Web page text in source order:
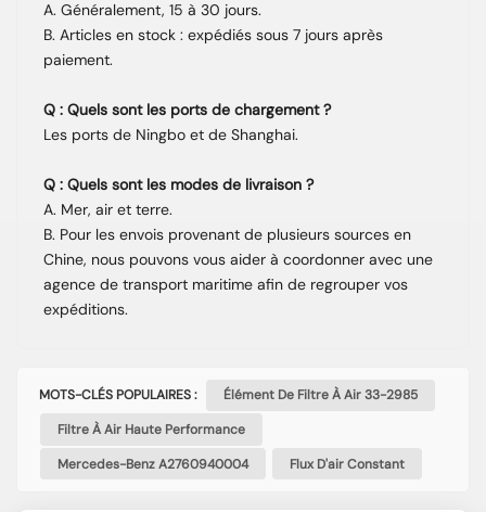
A. Généralement, 15 à 30 jours.
B. Articles en stock : expédiés sous 7 jours après
paiement.
Q : Quels sont les ports de chargement ?
Les ports de Ningbo et de Shanghai.
Q : Quels sont les modes de livraison ?
A. Mer, air et terre.
B. Pour les envois provenant de plusieurs sources en
Chine, nous pouvons vous aider à coordonner avec une
agence de transport maritime afin de regrouper vos
expéditions.
MOTS-CLÉS POPULAIRES :
Élément De Filtre À Air 33-2985
Filtre À Air Haute Performance
Mercedes-Benz A2760940004
Flux D'air Constant